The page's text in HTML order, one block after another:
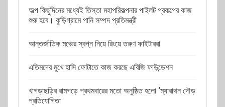
অল্প কিছুদিনের মধ্যেই তিস্তা মহাপরিকল্পনার পাইলট প্রকল্পের কাজ
শুরু হবে। কুড়িগ্রামে পানি সম্পদ প্রতিমন্ত্রী
আন্তর্জাতিক মঞ্চের স্বপ্ন নিয়ে রিংয়ে তরুণ ফাইটাররা
এতিমদের মুখে হাসি ফোটাতে কাজ করছে এবিজি ফাউন্ডেশন
খাগড়াছড়ির রামগড়ে প্রথমবারের মতো অনুষ্ঠিত হলো ‘ম্যারাথন দৌড়
প্রতিযোগিতা